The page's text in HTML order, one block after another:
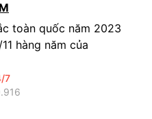
toàn quốc năm 2023
hàng năm của
7